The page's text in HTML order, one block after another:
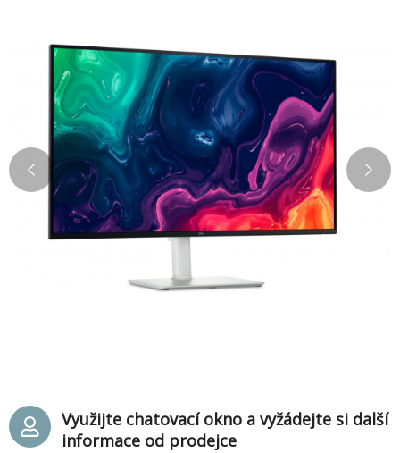
Využijte chatovací okno a vyžádejte si další
informace od prodejce